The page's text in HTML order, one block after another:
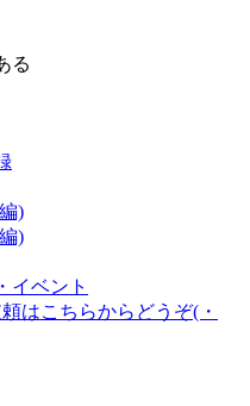
る
)
)
イベント
はこちらからどうぞ(・